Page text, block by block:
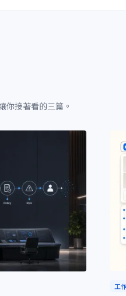
你接著看的三篇。
工